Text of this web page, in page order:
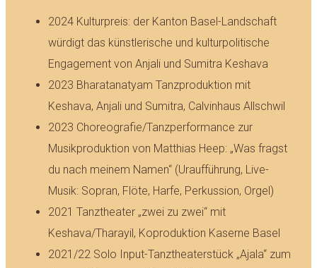
2024 Kulturpreis: der Kanton Basel-Landschaft
würdigt das künstlerische und kulturpolitische
Engagement von Anjali und Sumitra Keshava
2023 Bharatanatyam Tanzproduktion mit
Keshava, Anjali und Sumitra, Calvinhaus Allschwil
2023 Choreografie/Tanzperformance zur
Musikproduktion von Matthias Heep: „Was fragst
du nach meinem Namen“ (Uraufführung, Live-
Musik: Sopran, Flöte, Harfe, Perkussion, Orgel)
2021 Tanztheater „zwei zu zwei“ mit
Keshava/Tharayil, Koproduktion Kaserne Basel
2021/22 Solo Input-Tanztheaterstück „Ajala“ zum